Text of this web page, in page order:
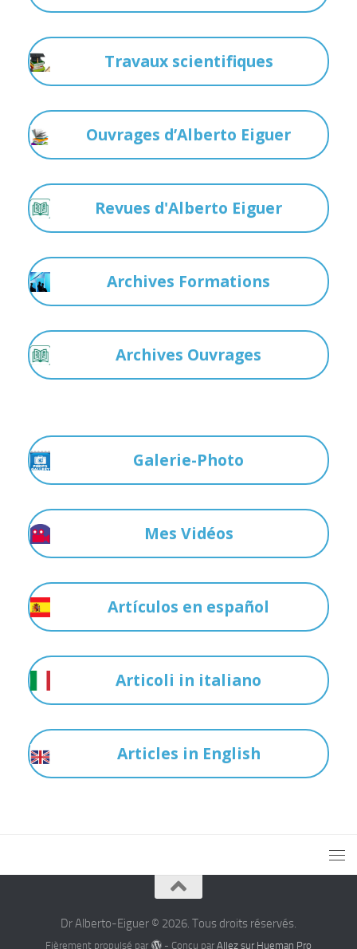
Travaux scientifiques
Ouvrages d’Alberto Eiguer
Revues d'Alberto Eiguer
Archives Formations
Archives Ouvrages
Galerie-Photo
Mes Vidéos
Artículos en español
Articoli in italiano
Articles in English
Dr Alberto-Eiguer © 2026. Tous droits réservés.
Fièrement propulsé par - Conçu par Allez sur Hueman Pro